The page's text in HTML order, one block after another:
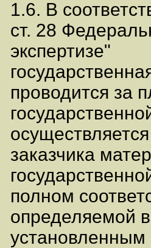
1.6. В
ст. 28
экспертизе"
проводится за
заказчика
полном
определяемой
установленным